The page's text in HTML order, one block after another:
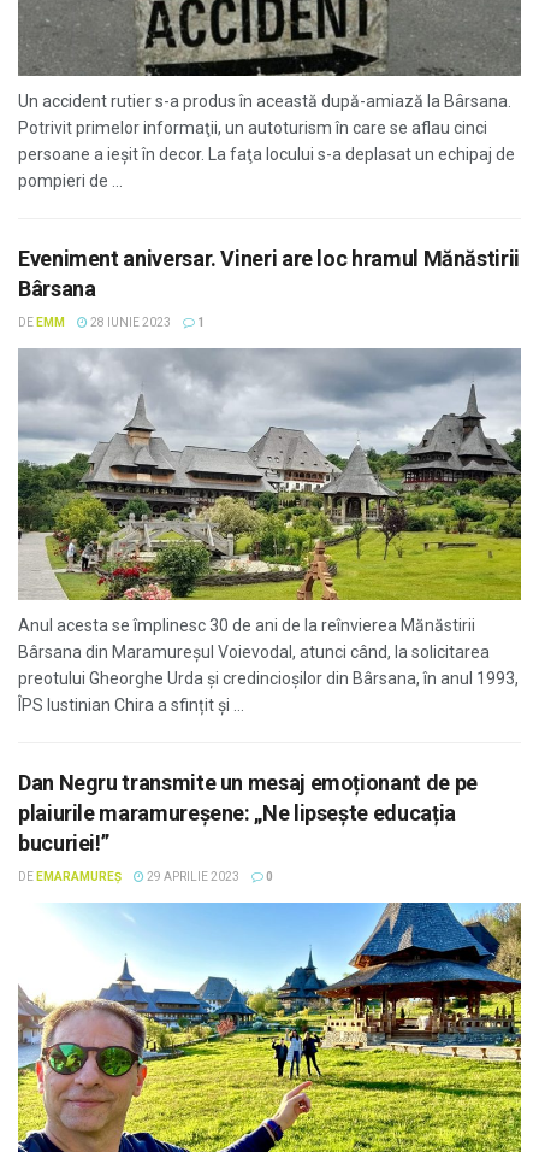
Un accident rutier s-a produs în această după-amiază la Bârsana.
Potrivit primelor informaţii, un autoturism în care se aflau cinci
persoane a ieșit în decor. La faţa locului s-a deplasat un echipaj de
pompieri de ...
Eveniment aniversar. Vineri are loc hramul Mănăstirii
Bârsana
DE EMM 28 IUNIE 2023 1
Anul acesta se împlinesc 30 de ani de la reînvierea Mănăstirii
Bârsana din Maramureșul Voievodal, atunci când, la solicitarea
preotului Gheorghe Urda și credincioșilor din Bârsana, în anul 1993,
ÎPS Iustinian Chira a sfințit și ...
Dan Negru transmite un mesaj emoționant de pe
plaiurile maramureșene: „Ne lipsește educația
bucuriei!”
DE EMARAMUREȘ 29 APRILIE 2023 0